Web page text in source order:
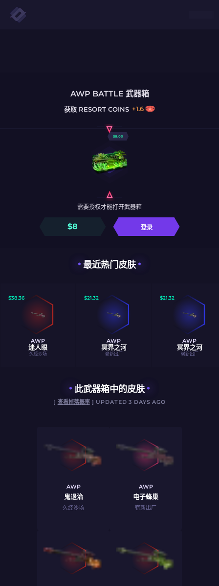
AWP BATTLE 武器箱
获取 RESORT COINS +1.6
$8.00
$8 登录
需要授权才能打开武器箱
最近热门皮肤
$38.36
AWP
迷人眼
久经沙场
$21.32
AWP
冥界之河
崭新出厂
$21.32
AWP
冥界之河
崭新出厂
此武器箱中的皮肤
[ 查看掉落概率] UPDATED 3 DAYS AGO
AWP
鬼退治
久经沙场
AWP
电子蜂巢
崭新出厂